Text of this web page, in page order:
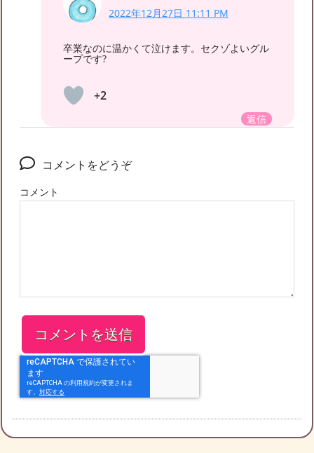
2022年12月27日 11:11 PM
卒業なのに温かくて泣けます。セクゾよいグル
ープです?
+2
返信
コメントをどうぞ
コメント